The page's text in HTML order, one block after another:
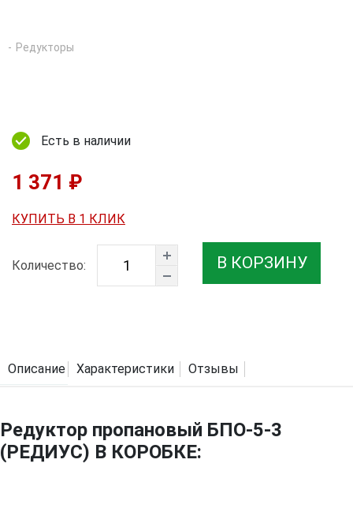
Редукторы
Есть в наличии
1 371 ₽
КУПИТЬ В 1 КЛИК
Количество: В КОРЗИНУ
Описание Характеристики Отзывы
Редуктор пропановый БПО-5-3
(РЕДИУС) В КОРОБКЕ: